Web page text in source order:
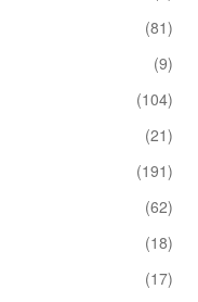
(81)
(9)
(104)
(21)
(191)
(62)
(18)
(17)